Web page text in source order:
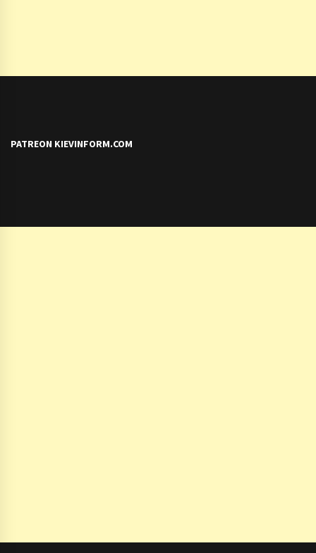
PATREON KIEVINFORM.COM